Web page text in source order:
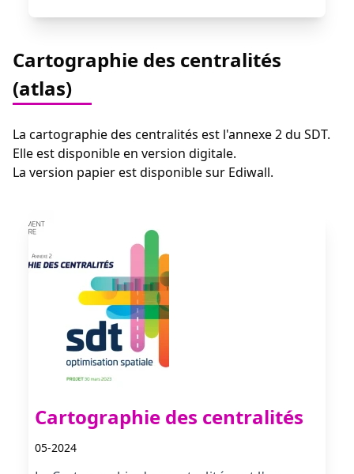
Cartographie des centralités
(atlas)
La cartographie des centralités est l'annexe 2 du SDT.
Elle est disponible en version digitale.
La version papier est disponible sur Ediwall.
Cartographie des centralités
05-2024